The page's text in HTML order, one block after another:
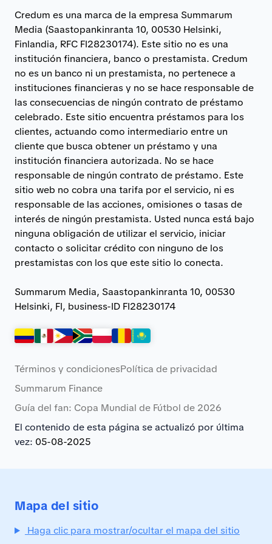
Credum es una marca de la empresa Summarum
Media (Saastopankinranta 10, 00530 Helsinki,
Finlandia, RFC FI28230174). Este sitio no es una
institución financiera, banco o prestamista. Credum
no es un banco ni un prestamista, no pertenece a
instituciones financieras y no se hace responsable de
las consecuencias de ningún contrato de préstamo
celebrado. Este sitio encuentra préstamos para los
clientes, actuando como intermediario entre un
cliente que busca obtener un préstamo y una
institución financiera autorizada. No se hace
responsable de ningún contrato de préstamo. Este
sitio web no cobra una tarifa por el servicio, ni es
responsable de las acciones, omisiones o tasas de
interés de ningún prestamista. Usted nunca está bajo
ninguna obligación de utilizar el servicio, iniciar
contacto o solicitar crédito con ninguno de los
prestamistas con los que este sitio lo conecta.
Summarum Media, Saastopankinranta 10, 00530
Helsinki, FI, business-ID FI28230174
Términos y condicionesPolítica de privacidad
Summarum Finance
Guía del fan: Copa Mundial de Fútbol de 2026
El contenido de esta página se actualizó por última
vez: 05-08-2025
Mapa del sitio
Haga clic para mostrar/ocultar el mapa del sitio